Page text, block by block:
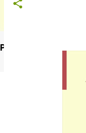
Poet's Abbey (Blog